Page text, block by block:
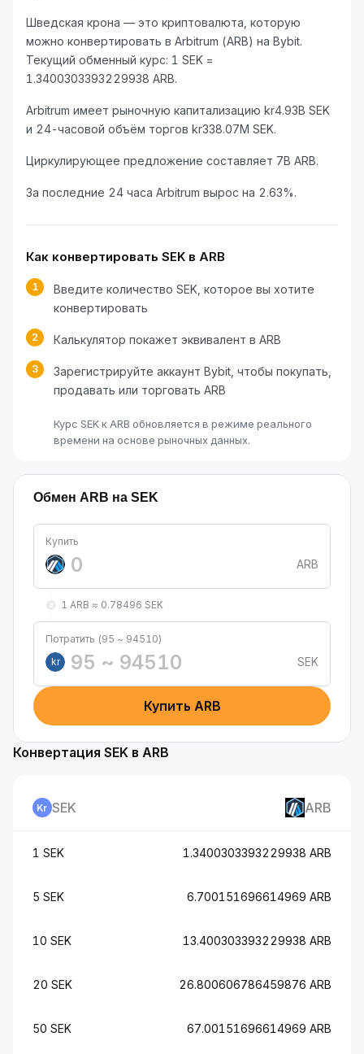
Шведская крона — это криптовалюта, которую
можно конвертировать в Arbitrum (ARB) на Bybit.
Текущий обменный курс: 1 SEK =
1.3400303393229938 ARB.
Arbitrum имеет рыночную капитализацию kr4.93B SEK
и 24-часовой объём торгов kr338.07M SEK.
Циркулирующее предложение составляет 7B ARB.
За последние 24 часа Arbitrum вырос на 2.63%.
Как конвертировать SEK в ARB
1
Введите количество SEK, которое вы хотите
конвертировать
2 Калькулятор покажет эквивалент в ARB
3
Зарегистрируйте аккаунт Bybit, чтобы покупать,
продавать или торговать ARB
Курс SEK к ARB обновляется в режиме реального
времени на основе рыночных данных.
Обмен ARB на SEK
Купить
ARB
1 ARB ≈ 0.78496 SEK
Потратить (95 ~ 94510)
kr
SEK
Купить ARB
Конвертация SEK в ARB
SEK ARB
1 SEK 1.3400303393229938 ARB
5 SEK 6.700151696614969 ARB
10 SEK 13.400303393229938 ARB
20 SEK 26.800606786459876 ARB
50 SEK 67.00151696614969 ARB